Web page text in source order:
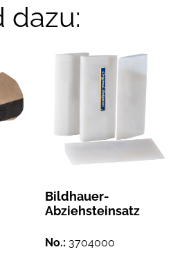
dazu:
Bildhauer-
Abziehsteinsatz
No.: 3704000